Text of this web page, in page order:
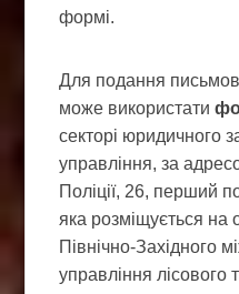
формі.
Для подання
може використати
секторі юридичного
управління, за
Поліції, 26, перший
яка розміщується на
Північно-Західного
управління лісового